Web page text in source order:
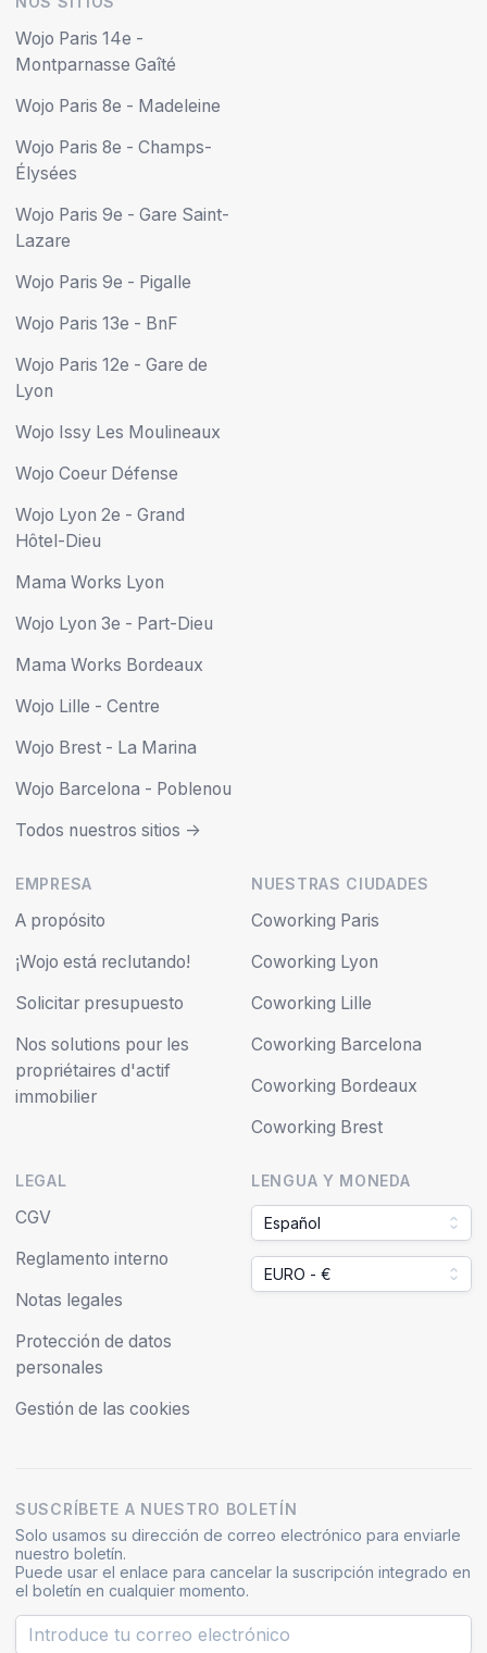
Wojo Paris 14e -
Montparnasse Gaîté
Wojo Paris 8e - Madeleine
Wojo Paris 8e - Champs-
Élysées
Wojo Paris 9e - Gare Saint-
Lazare
Wojo Paris 9e - Pigalle
Wojo Paris 13e - BnF
Wojo Paris 12e - Gare de
Lyon
Wojo Issy Les Moulineaux
Wojo Coeur Défense
Wojo Lyon 2e - Grand
Hôtel-Dieu
Mama Works Lyon
Wojo Lyon 3e - Part-Dieu
Mama Works Bordeaux
Wojo Lille - Centre
Wojo Brest - La Marina
Wojo Barcelona - Poblenou
Todos nuestros sitios ->
EMPRESA
A propósito
¡Wojo está reclutando!
Solicitar presupuesto
Nos solutions pour les
propriétaires d'actif
immobilier
NUESTRAS CIUDADES
Coworking Paris
Coworking Lyon
Coworking Lille
Coworking Barcelona
Coworking Bordeaux
Coworking Brest
LEGAL
CGV
Reglamento interno
Notas legales
Protección de datos
personales
Gestión de las cookies
LENGUA Y MONEDA
Español
EURO - €
SUSCRÍBETE A NUESTRO BOLETÍN
Solo usamos su dirección de correo electrónico para enviarle
nuestro boletín.
Puede usar el enlace para cancelar la suscripción integrado en
el boletín en cualquier momento.